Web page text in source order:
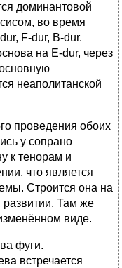
доминантовой
во время
F-dur, B-dur.
на E-dur, через
неаполитанской
проведения обоих
у сопрано
к тенорам и
что является
Строится она на
развитии. Там же
виде.
фуги.
встречается